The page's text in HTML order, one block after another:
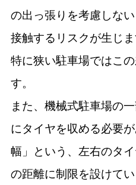
の出っ張りを考慮しな
接触するリスクが生じま
特に狭い駐車場ではこ
す。
また、機械式駐車場の
にタイヤを収める必要
幅」という、左右のタ
の距離に制限を設けてい